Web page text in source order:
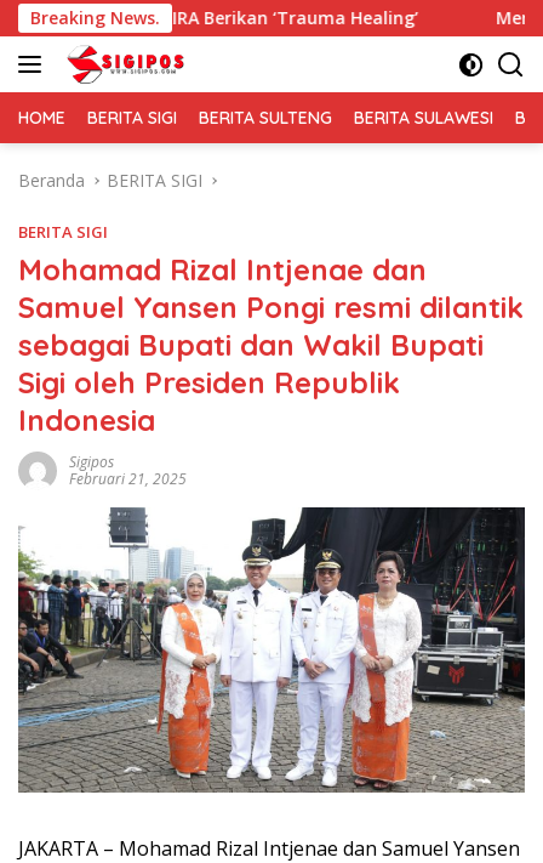
Langsung
ke
konten
Breaking News.
Berikan ‘Trauma Healing’ Membaur Tanpa
HOME BERITA SIGI BERITA SULTENG BERITA SULAWESI
Beranda BERITA SIGI
BERITA SIGI
Mohamad Rizal Intjenae dan
Samuel Yansen Pongi resmi dilantik
sebagai Bupati dan Wakil Bupati
Sigi oleh Presiden Republik
Indonesia
Sigipos
Februari 21, 2025
JAKARTA – Mohamad Rizal Intjenae dan Samuel Yansen